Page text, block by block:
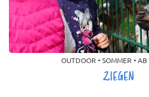
ZIEGEN
OUTDOOR • SOMMER •